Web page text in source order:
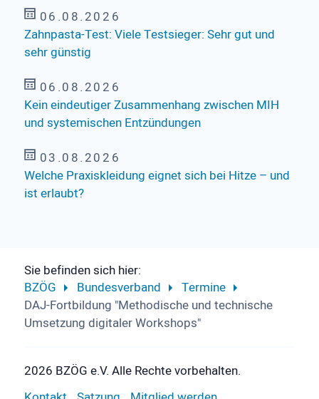
06.08.2026
Zahnpasta-Test: Viele Testsieger: Sehr gut und
sehr günstig
06.08.2026
Kein eindeutiger Zusammenhang zwischen MIH
und systemischen Entzündungen
03.08.2026
Welche Praxiskleidung eignet sich bei Hitze – und
ist erlaubt?
Sie befinden sich hier:
BZÖG
Bundesverband
Termine
DAJ-Fortbildung "Methodische und technische
Umsetzung digitaler Workshops"
2026 BZÖG e.V. Alle Rechte vorbehalten.